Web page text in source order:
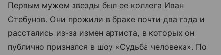
Первым мужем звезды был ее коллега Иван
Стебунов. Они прожили в браке почти два года и
расстались из-за измен артиста, в которых он
публично признался в шоу «Судьба человека». По